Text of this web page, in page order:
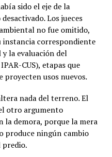
sido el eje de la
Los jueces
no fue omitido,
instancia correspondiente
la evaluación del
CUS), etapas que
proyecten usos nuevos.
nada del terreno. El
otro argumento
la demora, porque la mera
produce ningún cambio
predio.